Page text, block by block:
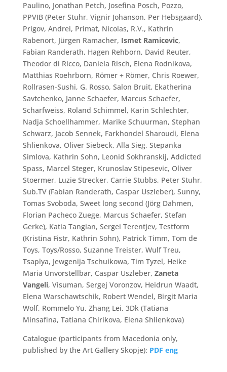
Paulino, Jonathan Petch, Josefina Posch, Pozzo,
PPVIB (Peter Stuhr, Vignir Johanson, Per Hebsgaard),
Prigov, Andrei, Primat, Nicolas, R.V., Kathrin
Rabenort, Jürgen Ramacher, Ismet Ramicevic,
Fabian Randerath, Hagen Rehborn, David Reuter,
Theodor di Ricco, Daniela Risch, Elena Rodnikova,
Matthias Roehrborn, Römer + Römer, Chris Roewer,
Rollrasen-Sushi, G. Rosso, Salon Bruit, Ekatherina
Savtchenko, Janne Schaefer, Marcus Schaefer,
Scharfweiss, Roland Schimmel, Karin Schlechter,
Nadja Schoellhammer, Marike Schuurman, Stephan
Schwarz, Jacob Sennek, Farkhondel Sharoudi, Elena
Shlienkova, Oliver Siebeck, Alla Sieg, Stepanka
Simlova, Kathrin Sohn, Leonid Sokhranskij, Addicted
Spass, Marcel Steger, Krunoslav Stipesevic, Oliver
Stoermer, Luzie Strecker, Carrie Stubbs, Peter Stuhr,
Sub.TV (Fabian Randerath, Caspar Uszleber), Sunny,
Tomas Svoboda, Sweet long second (Jörg Dahmen,
Florian Pacheco Zuege, Marcus Schaefer, Stefan
Gerke), Katia Tangian, Sergei Terentjev, Testform
(Kristina Fistr, Kathrin Sohn), Patrick Timm, Tom de
Toys, Toys/Rosso, Suzanne Treister, Wulf Treu,
Tsaplya, Jewgenija Tschuikowa, Tim Tyzel, Heike
Maria Unvorstellbar, Caspar Uszleber, Zaneta
Vangeli, Visuman, Sergej Voronzov, Heidrun Waadt,
Elena Warschawtschik, Robert Wendel, Birgit Maria
Wolf, Rommelo Yu, Zhang Lei, 3Dk (Tatiana
Minsafina, Tatiana Chirikova, Elena Shlienkova)
Catalogue (participants from Macedonia only,
published by the Art Gallery Skopje): PDF eng